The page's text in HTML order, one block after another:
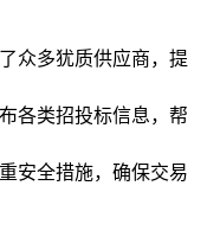
众多犹质供应商，提
各类招投标信息，帮
安全措施，确保交易